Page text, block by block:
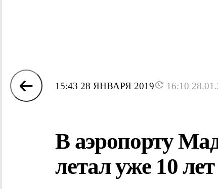
15:43 28 ЯНВАРЯ 2019 16:10
В аэропорту
летал уже 10 лет